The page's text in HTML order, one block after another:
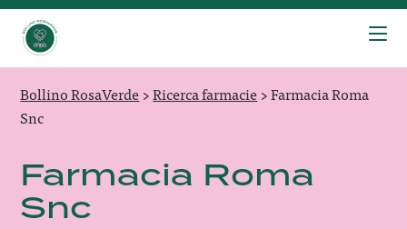
Bollino RosaVerde>Ricerca farmacie>Farmacia Roma
Snc
Farmacia Roma
Snc